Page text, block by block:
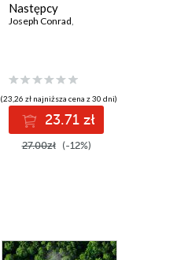
Następcy
Joseph Conrad,
(23,26 zł najniższa cena z 30 dni)
23.71 zł
27.00zł (-12%)